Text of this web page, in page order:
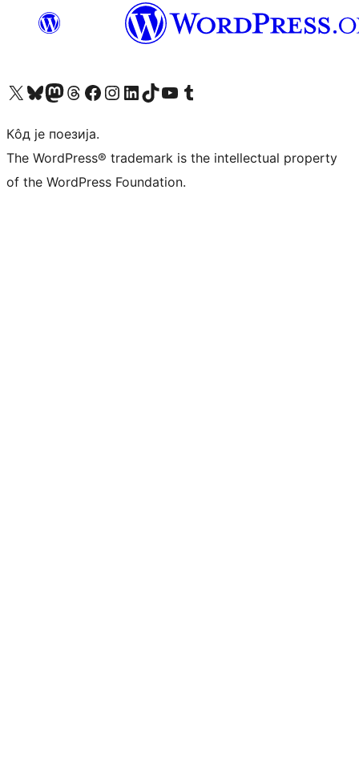
Visit our X (formerly Twitter) account
Посетите наш Bluesky налог
Visit our Mastodon account
Посетите наш налог на Threads-у Visit our Facebook page
Посетите наш Инстаграм налог
Visit our LinkedIn account
Посетите наш TikTok налог
Visit our YouTube channel
Посетите наш Tumblr налог
Кôд је поезија.
The WordPress® trademark is the intellectual property
of the WordPress Foundation.